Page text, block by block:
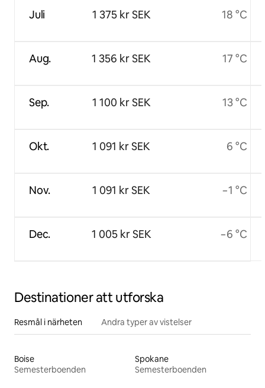
Juli
Aug.
Sep.
Okt.
Nov.
Dec.
1 375 kr SEK
1 356 kr SEK
1 100 kr SEK
1 091 kr SEK
1 091 kr SEK
1 005 kr SEK
18 °C
17 °C
13 °C
6 °C
−1 °C
−6 °C
Destinationer att utforska
Resmål i närheten Andra typer av vistelser
Boise
Semesterboenden
Spokane
Semesterboenden